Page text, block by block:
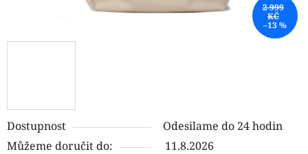
Dostupnost
Odesilame do 24 hodin
Můžeme doručit do:
11.8.2026
2 999
KČ
–13 %